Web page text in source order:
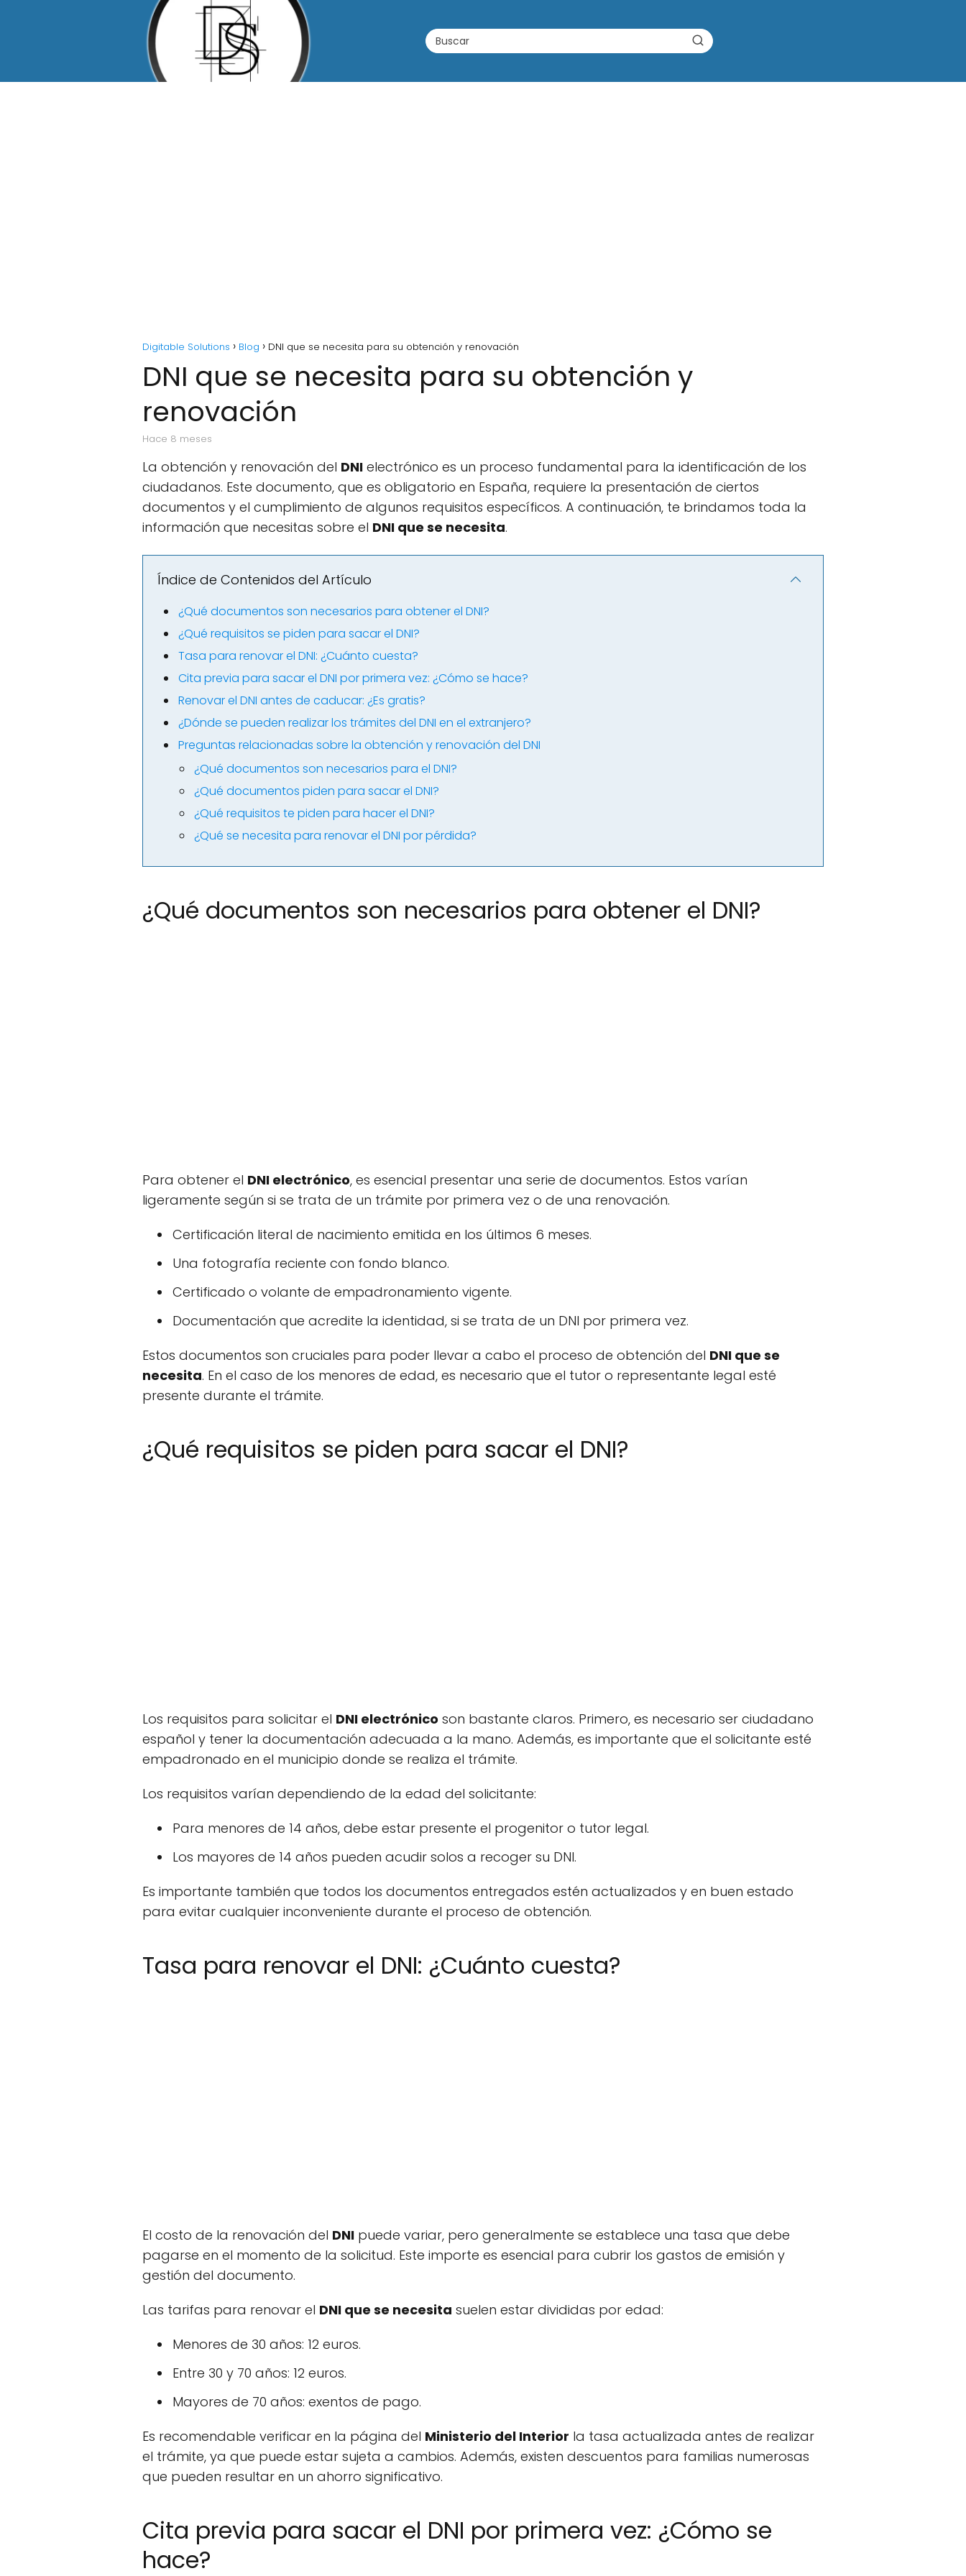
Digitable Solutions Blog DNI que se necesita para su obtención y renovación
DNI que se necesita para su obtención y
renovación
hace 8 meses
La obtención y renovación del DNI electrónico es un proceso fundamental para la identificación de los
ciudadanos. Este documento, que es obligatorio en España, requiere la presentación de ciertos
documentos y el cumplimiento de algunos requisitos específicos. A continuación, te brindamos toda la
información que necesitas sobre el DNI que se necesita.
Índice de Contenidos del Artículo
¿Qué documentos son necesarios para obtener el DNI?
¿Qué requisitos se piden para sacar el DNI?
Tasa para renovar el DNI: ¿Cuánto cuesta?
Cita previa para sacar el DNI por primera vez: ¿Cómo se hace?
Renovar el DNI antes de caducar: ¿Es gratis?
¿Dónde se pueden realizar los trámites del DNI en el extranjero?
Preguntas relacionadas sobre la obtención y renovación del DNI
¿Qué documentos son necesarios para el DNI?
¿Qué documentos piden para sacar el DNI?
¿Qué requisitos te piden para hacer el DNI?
¿Qué se necesita para renovar el DNI por pérdida?
¿Qué documentos son necesarios para obtener el DNI?
Para obtener el DNI electrónico, es esencial presentar una serie de documentos. Estos varían
ligeramente según si se trata de un trámite por primera vez o de una renovación.
Certificación literal de nacimiento emitida en los últimos 6 meses.
Una fotografía reciente con fondo blanco.
Certificado o volante de empadronamiento vigente.
Documentación que acredite la identidad, si se trata de un DNI por primera vez.
Estos documentos son cruciales para poder llevar a cabo el proceso de obtención del DNI que se
necesita. En el caso de los menores de edad, es necesario que el tutor o representante legal esté
presente durante el trámite.
¿Qué requisitos se piden para sacar el DNI?
Los requisitos para solicitar el DNI electrónico son bastante claros. Primero, es necesario ser ciudadano
español y tener la documentación adecuada a la mano. Además, es importante que el solicitante esté
empadronado en el municipio donde se realiza el trámite.
Los requisitos varían dependiendo de la edad del solicitante:
Para menores de 14 años, debe estar presente el progenitor o tutor legal.
Los mayores de 14 años pueden acudir solos a recoger su DNI.
Es importante también que todos los documentos entregados estén actualizados y en buen estado
para evitar cualquier inconveniente durante el proceso de obtención.
Tasa para renovar el DNI: ¿Cuánto cuesta?
El costo de la renovación del DNI puede variar, pero generalmente se establece una tasa que debe
pagarse en el momento de la solicitud. Este importe es esencial para cubrir los gastos de emisión y
gestión del documento.
Las tarifas para renovar el DNI que se necesita suelen estar divididas por edad:
Menores de 30 años: 12 euros.
Entre 30 y 70 años: 12 euros.
Mayores de 70 años: exentos de pago.
Es recomendable verificar en la página del Ministerio del Interior la tasa actualizada antes de realizar
el trámite, ya que puede estar sujeta a cambios. Además, existen descuentos para familias numerosas
que pueden resultar en un ahorro significativo.
Cita previa para sacar el DNI por primera vez: ¿Cómo se
hace?